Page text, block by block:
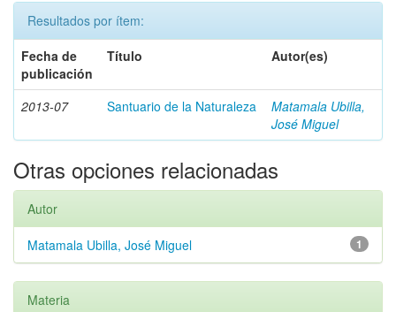
Resultados por ítem:
Fecha de
publicación
Título Autor(es)
2013-07 Santuario de la Naturaleza
Matamala Ubilla,
José Miguel
Otras opciones relacionadas
Autor
1
Matamala Ubilla, José Miguel
Materia